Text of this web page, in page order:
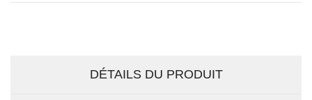
DÉTAILS DU PRODUIT